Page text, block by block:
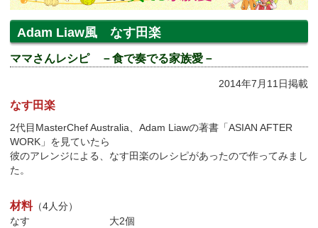
Adam Liaw風 なす田楽
ママさんレシピ －食で奏でる家族愛－
2014年7月11日掲載
なす田楽
2代目MasterChef Australia、Adam Liawの著書「ASIAN AFTER
WORK」を見ていたら
彼のアレンジによる、なす田楽のレシピがあったので作ってみまし
た。
材料（4人分）
なす 大2個